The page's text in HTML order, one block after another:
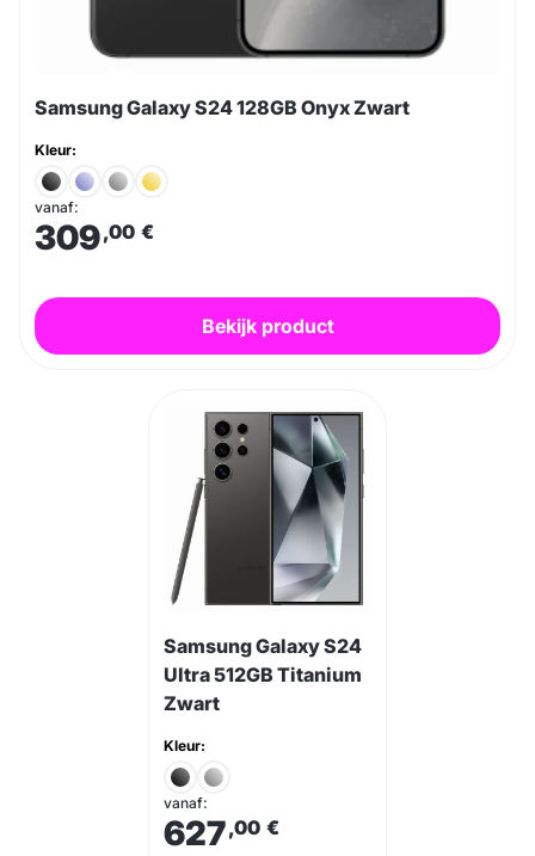
Samsung Galaxy S24 128GB Onyx Zwart
Kleur:
vanaf:
309,00 €
Bekijk product
Samsung Galaxy S24
Ultra 512GB Titanium
Zwart
Kleur:
vanaf:
627,00 €